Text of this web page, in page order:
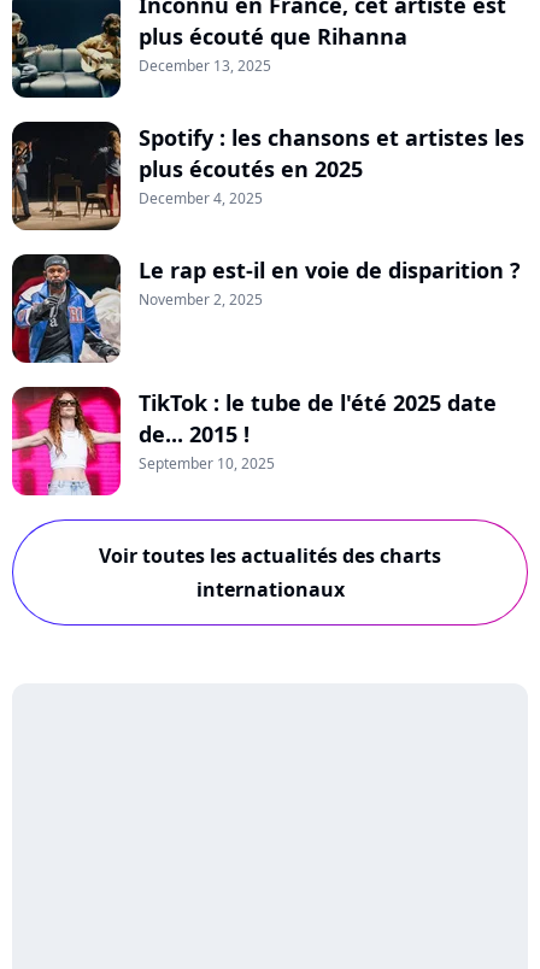
plus écouté que Rihanna
December 13, 2025
Spotify : les chansons et artistes les
plus écoutés en 2025
December 4, 2025
Le rap est-il en voie de disparition ?
November 2, 2025
TikTok : le tube de l'été 2025 date
de... 2015 !
September 10, 2025
Voir toutes les actualités des charts
internationaux